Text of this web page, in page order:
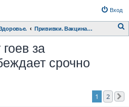
Вход
Прививки. Вакцинация это БИОЛОГИЧЕСКОЕ ОРУЖИЕ сегодня
за
срочно
1 2